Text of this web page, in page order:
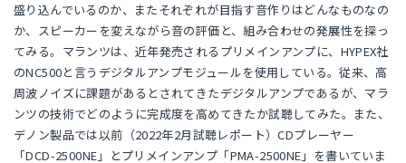
盛り込んでいるのか、またそれぞれが目指す音作りはどんなものなの
か、スピーカーを変えながら音の評価と、組み合わせの発展性を探っ
てみる。マランツは、近年発売されるプリメインアンプに、HYPEX社
のNC500と言うデジタルアンプモジュールを使用している。従来、高
周波ノイズに課題があるとされてきたデジタルアンプであるが、マラ
ンツの技術でどのように完成度を高めてきたか試聴してみた。また、
デノン製品では以前（2022年2月試聴レポート）CDプレーヤー
「DCD-2500NE」とプリメインアンプ「PMA-2500NE」を書いていま